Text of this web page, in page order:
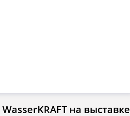
на выставке